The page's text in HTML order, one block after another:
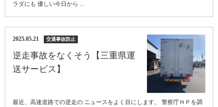
ラダにも 優しい今日から ...
2025.05.21 交通事故防止
逆走事故をなくそう【三重県運
送サービス】
最近、高速道路での逆走の ニュースをよく目にします。 警察庁ＨＰを調